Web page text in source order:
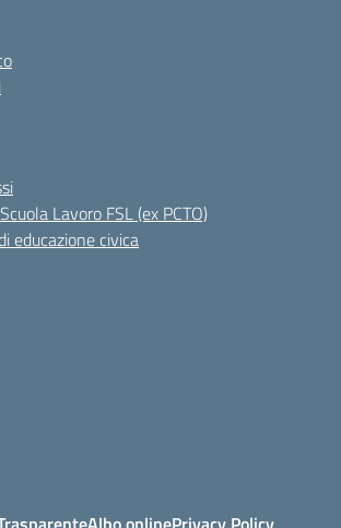
Lavoro FSL (ex PCTO)
educazione civica